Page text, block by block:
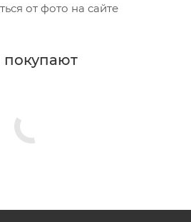
от фото на сайте
покупают